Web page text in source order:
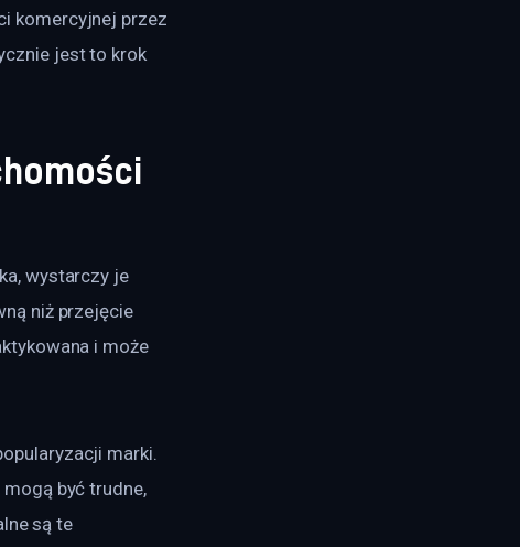
komercyjnej przez
jest to krok
wystarczy je
niż przejęcie
i może
marki.
być trudne,
są te